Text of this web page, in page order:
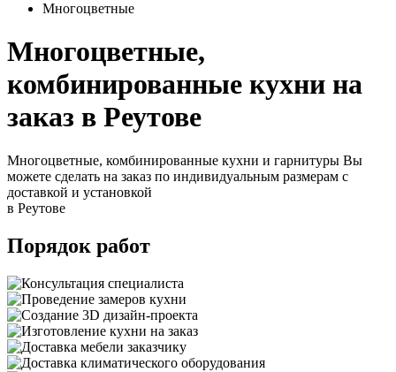
Многоцветные
Многоцветные,
комбинированные кухни на
заказ в Реутове
Многоцветные, комбинированные кухни и гарнитуры Вы
можете сделать на заказ по индивидуальным размерам с
доставкой и установкой
в Реутове
Порядок работ